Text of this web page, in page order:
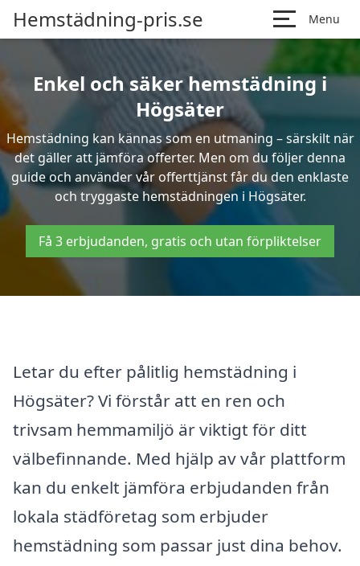
Hemstädning-pris.se Menu
Enkel och säker hemstädning i
Högsäter
Hemstädning kan kännas som en utmaning – särskilt när
det gäller att jämföra offerter. Men om du följer denna
guide och använder vår offerttjänst får du den enklaste
och tryggaste hemstädningen i Högsäter.
Få 3 erbjudanden, gratis och utan förpliktelser
Letar du efter pålitlig hemstädning i
Högsäter? Vi förstår att en ren och
trivsam hemmamiljö är viktigt för ditt
välbefinnande. Med hjälp av vår plattform
kan du enkelt jämföra erbjudanden från
lokala städföretag som erbjuder
hemstädning som passar just dina behov.